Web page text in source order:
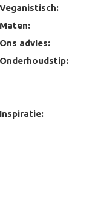
Veganistisch:
Maten:
Ons advies:
Onderhoudstip:
Inspiratie: